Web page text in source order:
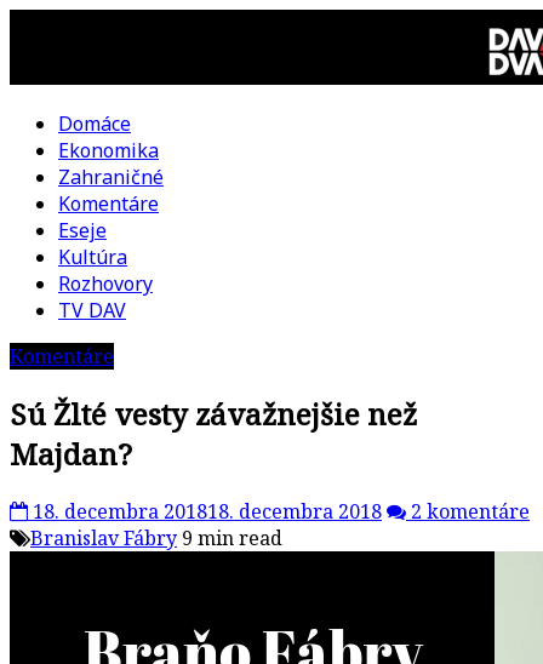
DAV
DVA
kultúrno-
politická
revue
Domáce
Ekonomika
Zahraničné
Komentáre
Eseje
Kultúra
Rozhovory
TV DAV
Komentáre
Sú Žlté vesty závažnejšie než
Majdan?
18. decembra 201818. decembra 2018
2 komentáre
Branislav Fábry 9 min read